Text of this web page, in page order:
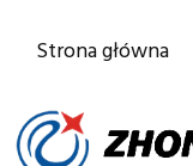
Strona główna